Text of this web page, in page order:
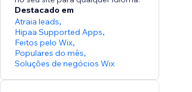
Destacado em
Atraia leads,
Hipaa Supported Apps,
Feitos pelo Wix,
Populares do mês,
Soluções de negócios Wix